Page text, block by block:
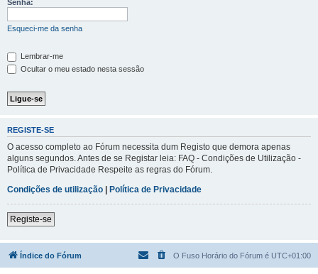
Senha:
Esqueci-me da senha
Lembrar-me
Ocultar o meu estado nesta sessão
REGISTE-SE
O acesso completo ao Fórum necessita dum Registo que demora apenas
alguns segundos. Antes de se Registar leia: FAQ - Condições de Utilização -
Política de Privacidade Respeite as regras do Fórum.
Condições de utilização | Política de Privacidade
Registe-se
Índice do Fórum O Fuso Horário do Fórum é UTC+01:00